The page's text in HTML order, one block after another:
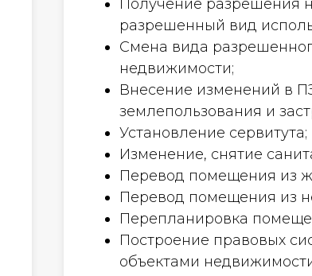
Получение разрешения
разрешенный вид
Смена вида
недвижимости;
Внесение изменений в
землепользования и
Установление сервитута;
Изменение, снятие
Перевод помещения из
Перевод помещения из
Перепланировка
Построение правовых
объектами